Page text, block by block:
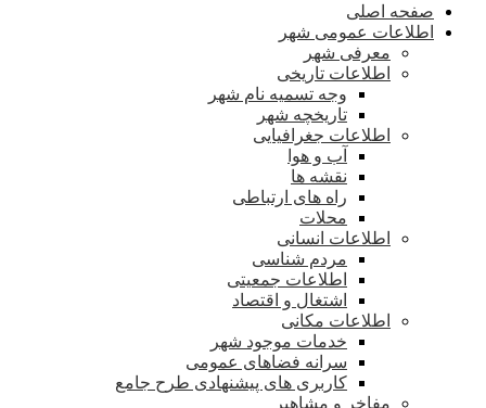
صفحه اصلی
اطلاعات عمومی شهر
معرفی شهر
اطلاعات تاریخی
وجه تسمیه نام شهر
تاریخچه شهر
اطلاعات جغرافیایی
آب و هوا
نقشه ها
راه های ارتباطی
محلات
اطلاعات انسانی
مردم شناسی
اطلاعات جمعیتی
اشتغال و اقتصاد
اطلاعات مکانی
خدمات موجود شهر
سرانه فضاهای عمومی
کاربری های پیشنهادی طرح جامع
مفاخر و مشاهیر